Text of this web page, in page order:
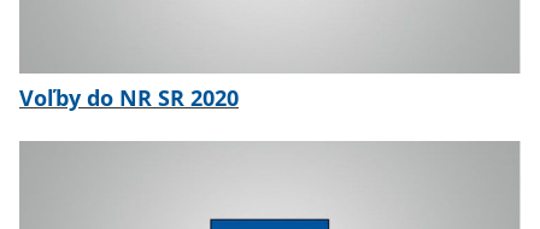
Voľby do NR SR 2020